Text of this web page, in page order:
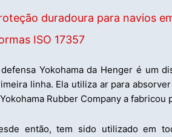
duradoura para navios
ISO 17357
Yokohama da Henger é um
linha. Ela utiliza ar para
Rubber Company a fabricou
então, tem sido utilizado em